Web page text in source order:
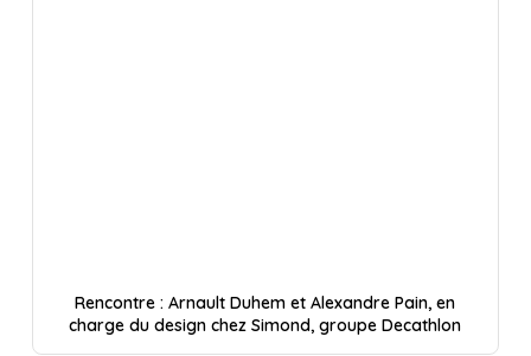
Rencontre : Arnault Duhem et Alexandre Pain, en
charge du design chez Simond, groupe Decathlon